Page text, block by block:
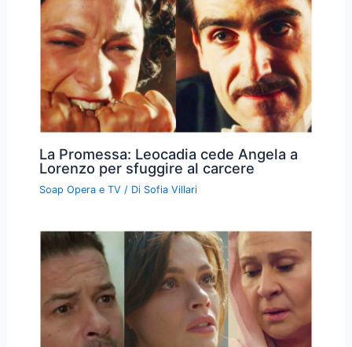
La Promessa: Leocadia cede Angela a
Lorenzo per sfuggire al carcere
Soap Opera e TV / Di Sofia Villari